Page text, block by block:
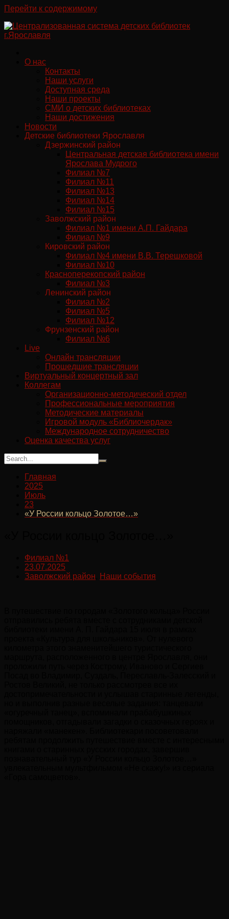
Перейти к содержимому
О нас
Контакты
Наши услуги
Доступная среда
Наши проекты
СМИ о детских библиотеках
Наши достижения
Новости
Детские библиотеки Ярославля
Дзержинский район
Центральная детская библиотека имени
Ярослава Мудрого
Филиал №7
Филиал №11
Филиал №13
Филиал №14
Филиал №15
Заволжский район
Филиал №1 имени А.П. Гайдара
Филиал №9
Кировский район
Филиал №4 имени В.В. Терешковой
Филиал №10
Красноперекопский район
Филиал №3
Ленинский район
Филиал №2
Филиал №5
Филиал №12
Фрунзенский район
Филиал №6
Live
Онлайн трансляции
Прошедшие трансляции
Виртуальный концертный зал
Коллегам
Организационно-методический отдел
Профессиональные мероприятия
Методические материалы
Игровой модуль «Библиочердак»
Международное сотрудничество
Оценка качества услуг
Главная
2025
Июль
23
«У России кольцо Золотое…»
Филиал №1
23.07.2025
Заволжский район
Наши события